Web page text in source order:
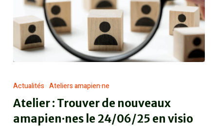
Actualités Ateliers amapien·ne
Atelier : Trouver de nouveaux
amapien·nes le 24/06/25 en visio